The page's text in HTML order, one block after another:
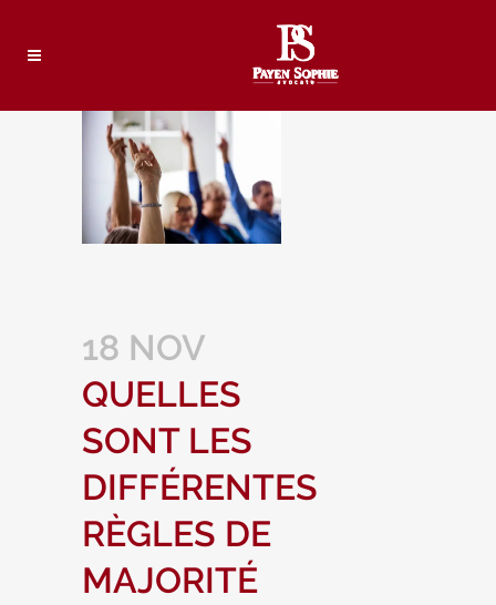
18 NOV
QUELLES
SONT LES
DIFFÉRENTES
RÈGLES DE
MAJORITÉ